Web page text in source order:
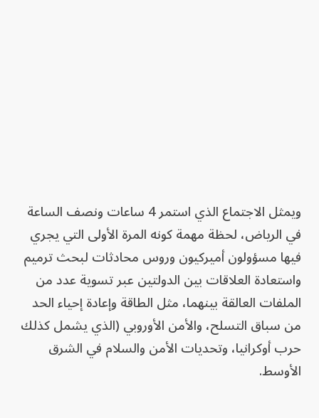
ويمثل الاجتماع الذي استمر 4 ساعات ونصف الساعة
في الرياض، لحظة مهمة كونه المرة الأولى التي يجري
فيها مسؤولون أميركيون وروس محادثات لبحث ترميم
واستعادة العلاقات بين الدولتين عبر تسوية عدد من
الملفات العالقة بينهما، مثل الطاقة وإعادة إحياء الحد
من سباق التسلح، والأمن الأوروبي (الذي يشمل كذلك
حرب أوكرانيا، وتحديات الأمن والسلام في الشرق
الأوسط.